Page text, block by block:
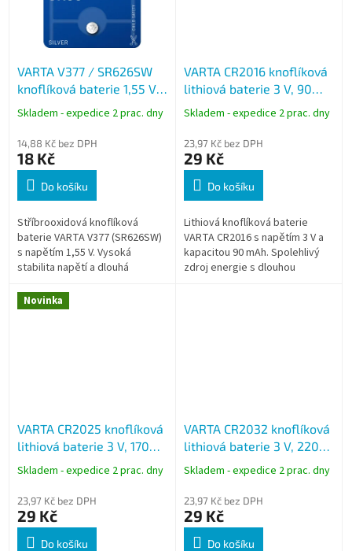
VARTA V377 / SR626SW
knoflíková baterie 1,55 V,
silver oxide, 1 ks
Skladem - expedice 2 prac. dny
14,88 Kč bez DPH
18 Kč
Do košíku
Stříbrooxidová knoflíková
baterie VARTA V377 (SR626SW)
s napětím 1,55 V. Vysoká
stabilita napětí a dlouhá
kalkulačky a přesná
elektronická...
VARTA CR2016 knoflíková
lithiová baterie 3 V, 90
mAh, 1 ks
Skladem - expedice 2 prac. dny
23,97 Kč bez DPH
29 Kč
Do košíku
Lithiová knoflíková baterie
VARTA CR2016 s napětím 3 V a
kapacitou 90 mAh. Spolehlivý
zdroj energie s dlouhou
Novinka
VARTA CR2025 knoflíková
lithiová baterie 3 V, 170
mAh, 1 ks
Skladem - expedice 2 prac. dny
23,97 Kč bez DPH
29 Kč
Do košíku
VARTA CR2032 knoflíková
lithiová baterie 3 V, 220
mAh, 1 ks
Skladem - expedice 2 prac. dny
23,97 Kč bez DPH
29 Kč
Do košíku